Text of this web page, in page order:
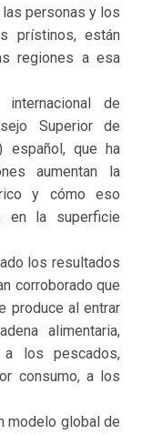
personas y los
prístinos, están
regiones a esa
de
Superior de
español, que ha
aumentan la
y cómo eso
en la superficie
los resultados
corroborado que
produce al entrar
alimentaria,
a los pescados,
consumo, a los
modelo global de